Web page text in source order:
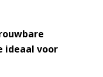
ideaal voor